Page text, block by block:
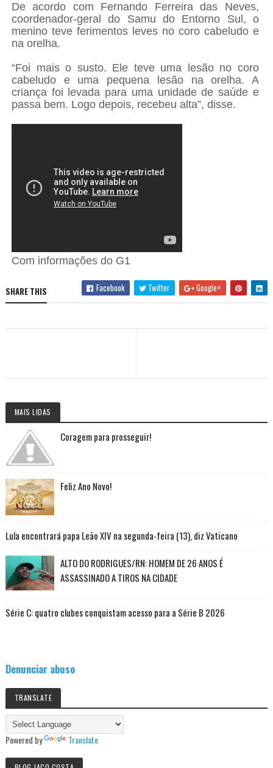
De acordo com Fernando Ferreira das Neves,
coordenador-geral do Samu do Entorno Sul, o
menino teve ferimentos leves no coro cabeludo e
na orelha.
“Foi mais o susto. Ele teve uma lesão no coro
cabeludo e uma pequena lesão na orelha. A
criança foi levada para uma unidade de saúde e
passa bem. Logo depois, recebeu alta”, disse.
Com informações do G1
SHARE THIS Facebook Twitter Google+
MAIS LIDAS
Coragem para prosseguir!
Feliz Ano Novo!
Lula encontrará papa Leão XIV na segunda-feira (13), diz Vaticano
ALTO DO RODRIGUES/RN: HOMEM DE 26 ANOS É
ASSASSINADO A TIROS NA CIDADE
Série C: quatro clubes conquistam acesso para a Série B 2026
Denunciar abuso
TRANSLATE
Powered by Translate